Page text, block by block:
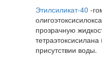
Этилсиликат-40 -
прозрачную
присутствии воды.